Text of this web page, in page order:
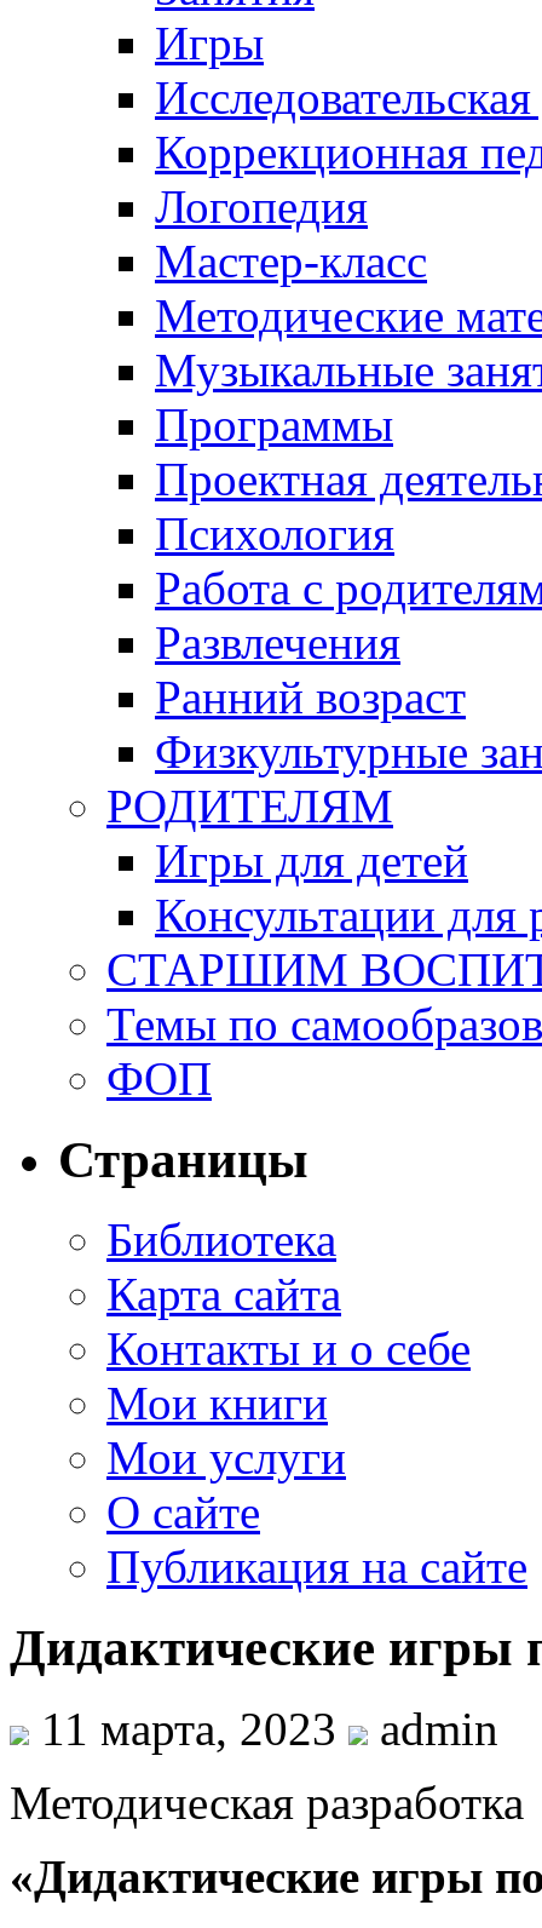
Игры
Коррекционная
Логопедия
Мастер-класс
Методические
Музыкальные
Программы
Проектная
Психология
Работа с
Развлечения
Ранний возраст
Физкультурные
РОДИТЕЛЯМ
Игры для детей
Консультации для
СТАРШИМ
Темы по
ФОП
Страницы
Библиотека
Карта сайта
Контакты и о себе
Мои книги
Мои услуги
О сайте
Публикация на сайте
Дидактические игры
11 марта, 2023
admin
Методическая разработка
«Дидактические игры